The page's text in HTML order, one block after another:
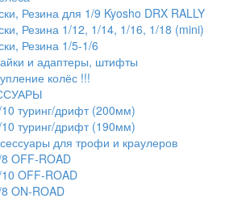
Резина для 1/9 Kyosho DRX RALLY
Резина 1/12, 1/14, 1/16, 1/18 (mini)
Резина 1/5-1/6
и адаптеры, штифты
колёс !!!
туринг/дрифт (200мм)
туринг/дрифт (190мм)
для трофи и краулеров
OFF-ROAD
OFF-ROAD
ON-ROAD